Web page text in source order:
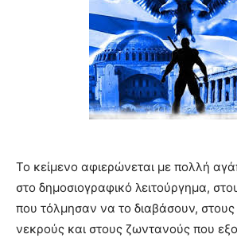
Το κείμενο αφιερώνεται με πολλή
στο δημοσιογραφικό λειτούργημα,
που τόλμησαν να το διαβάσουν,
νεκρούς και στους ζωντανούς που